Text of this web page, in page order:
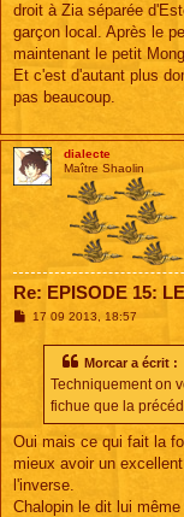
droit à Zia séparée
garçon local. Après le
maintenant le petit
Et c'est d'autant plus
pas beaucoup.
dialecte
Maître Shaolin
Re: EPISODE 15:
M17 09 2013, 18:57
Morcar a écrit :
Techniquement on
fichue que la
Oui mais ce qui fait la
mieux avoir un
l'inverse.
Chalopin le dit lui